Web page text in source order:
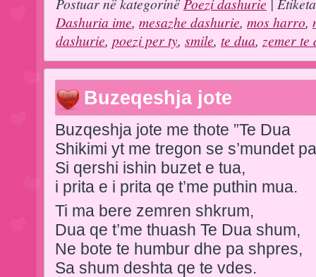
Dashuria ime, mesazhe dashurie, mos harro,
dashurie, poezi per ty, smile, te dua, zemer te
Buzeqeshja jote
Buzqeshja jote me thote ”Te Dua
Shikimi yt me tregon se s’mundet
Si qershi ishin buzet e tua,
i prita e i prita qe t’me puthin mua.
Ti ma bere zemren shkrum,
Dua qe t’me thuash Te Dua shum,
Ne bote te humbur dhe pa shpres,
Sa shum deshta qe te vdes.